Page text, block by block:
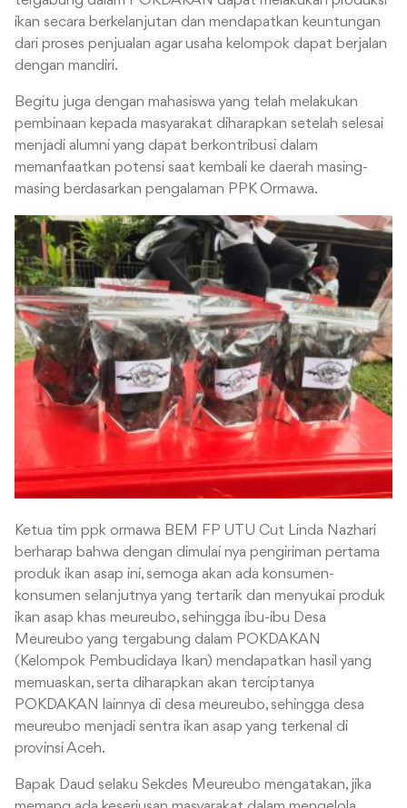
ikan secara berkelanjutan dan mendapatkan keuntungan
dari proses penjualan agar usaha kelompok dapat berjalan
dengan mandiri.
Begitu juga dengan mahasiswa yang telah melakukan
pembinaan kepada masyarakat diharapkan setelah selesai
menjadi alumni yang dapat berkontribusi dalam
memanfaatkan potensi saat kembali ke daerah masing-
masing berdasarkan pengalaman PPK Ormawa.
Ketua tim ppk ormawa BEM FP UTU Cut Linda Nazhari
berharap bahwa dengan dimulai nya pengiriman pertama
produk ikan asap ini, semoga akan ada konsumen-
konsumen selanjutnya yang tertarik dan menyukai produk
ikan asap khas meureubo, sehingga ibu-ibu Desa
Meureubo yang tergabung dalam POKDAKAN
(Kelompok Pembudidaya Ikan) mendapatkan hasil yang
memuaskan, serta diharapkan akan terciptanya
POKDAKAN lainnya di desa meureubo, sehingga desa
meureubo menjadi sentra ikan asap yang terkenal di
provinsi Aceh.
Bapak Daud selaku Sekdes Meureubo mengatakan, jika